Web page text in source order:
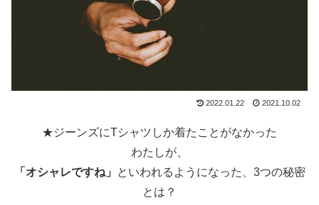
2022.01.22 2021.10.02
★ジーンズにTシャツしか着たことがなかった
わたしが、
「オシャレですね」
といわれるようになった、3つの秘密
とは？